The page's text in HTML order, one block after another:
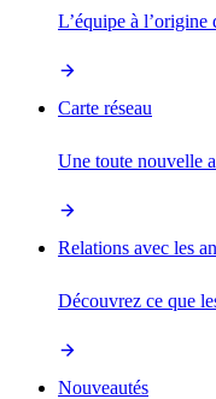
L’équipe à l’origine
Carte réseau
Une toute nouvelle
Relations avec les
Découvrez ce que
Nouveautés